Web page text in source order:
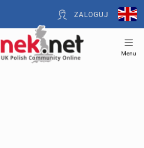
ZALOGUJ
Menu